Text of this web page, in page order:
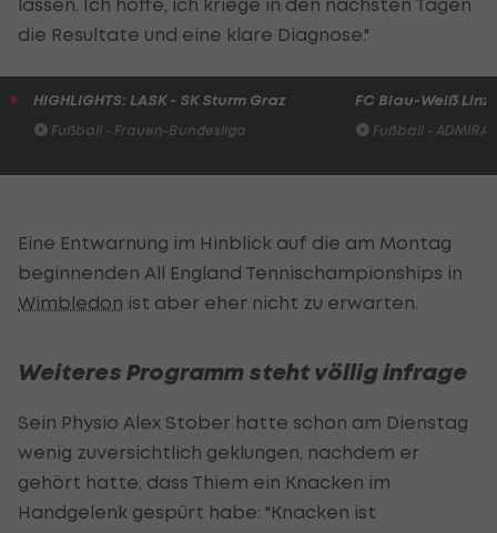
die Resultate und eine klare Diagnose."
HIGHLIGHTS: LASK - SK Sturm Graz
Fußball - Frauen-Bundesliga
FC Blau-Weiß Linz
Fußball -
Eine Entwarnung im Hinblick auf die am Montag
beginnenden All England Tennischampionships in
Wimbledon ist aber eher nicht zu erwarten.
Weiteres Programm steht völlig infrage
Sein Physio Alex Stober hatte schon am Dienstag
wenig zuversichtlich geklungen, nachdem er
gehört hatte, dass Thiem ein Knacken im
Handgelenk gespürt habe: "Knacken ist